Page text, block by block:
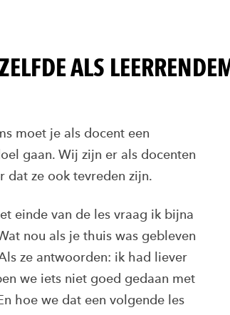
ALS
moet je als docent een
gaan. Wij zijn er als docenten
dat ze ook tevreden zijn.
einde van de les vraag ik bijna
nou als je thuis was gebleven
ze antwoorden: ik had liever
we iets niet goed gedaan met
hoe we dat een volgende les